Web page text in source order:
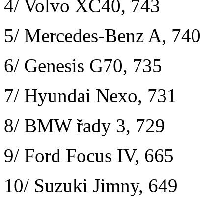
4/ Volvo XC40, 743
5/ Mercedes-Benz A, 740
6/ Genesis G70, 735
7/ Hyundai Nexo, 731
8/ BMW řady 3, 729
9/ Ford Focus IV, 665
10/ Suzuki Jimny, 649